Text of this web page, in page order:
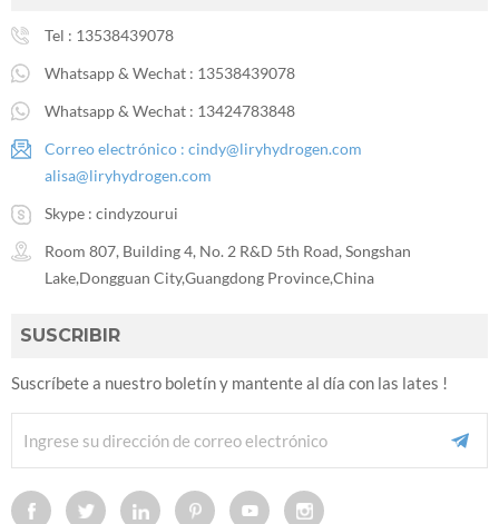
Tel : 13538439078
Whatsapp & Wechat : 13538439078
Whatsapp & Wechat : 13424783848
Correo electrónico : cindy@liryhydrogen.com
alisa@liryhydrogen.com
Skype : cindyzourui
Room 807, Building 4, No. 2 R&D 5th Road, Songshan
Lake,Dongguan City,Guangdong Province,China
SUSCRIBIR
Suscríbete a nuestro boletín y mantente al día con las lates !